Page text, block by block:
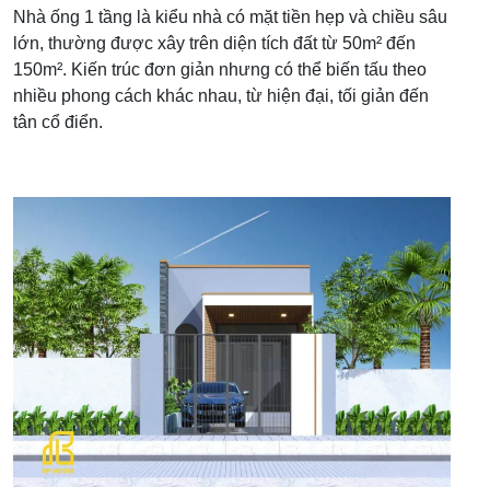
Nhà ống 1 tầng là kiểu nhà có mặt tiền hẹp và chiều sâu
lớn, thường được xây trên diện tích đất từ 50m² đến
150m². Kiến trúc đơn giản nhưng có thể biến tấu theo
nhiều phong cách khác nhau, từ hiện đại, tối giản đến
tân cổ điển.